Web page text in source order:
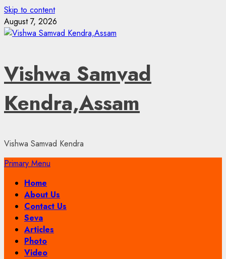
Skip to content
August 7, 2026
Vishwa Samvad
Kendra,Assam
Vishwa Samvad Kendra
Primary Menu
Home
About Us
Contact Us
Seva
Articles
Photo
Video